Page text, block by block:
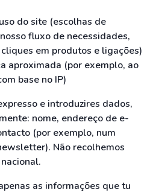
do site (escolhas de
fluxo de necessidades,
em produtos e ligações)
aproximada (por exemplo, ao
base no IP)
e introduzires dados,
nome, endereço de e-
(por exemplo, num
Não recolhemos
as informações que tu